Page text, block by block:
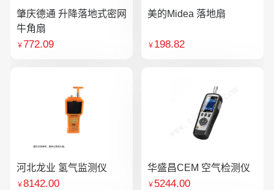
肇庆德通 升降落地式密网
牛角扇
￥772.09
美的Midea 落地扇
￥ 198.82
河北龙业 氢气监测仪
￥8142.00
华盛昌CEM 空气检测仪
￥ 5244.00